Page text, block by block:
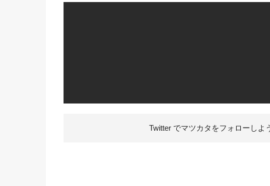
Twitter でマツカタをフォローしよ